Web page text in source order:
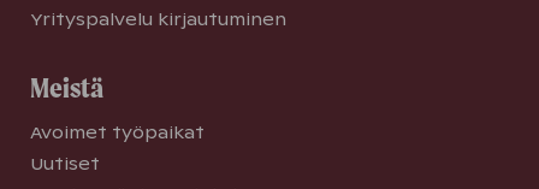
Yrityspalvelu kirjautuminen
Meistä
Avoimet työpaikat
Uutiset